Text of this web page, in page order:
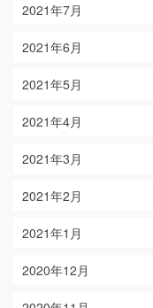
2021年7月
2021年6月
2021年5月
2021年4月
2021年3月
2021年2月
2021年1月
2020年12月